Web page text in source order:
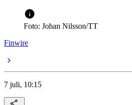
Foto: Johan Nilsson/TT
Finwire
7 juli, 10:15